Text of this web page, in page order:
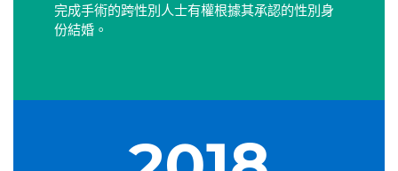
完成手術的跨性別人士有權根據其承認的性別身
份結婚。